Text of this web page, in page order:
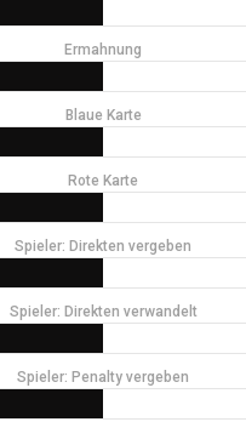
Ermahnung
Blaue Karte
Rote Karte
Spieler: Direkten vergeben
Spieler: Direkten verwandelt
Spieler: Penalty vergeben